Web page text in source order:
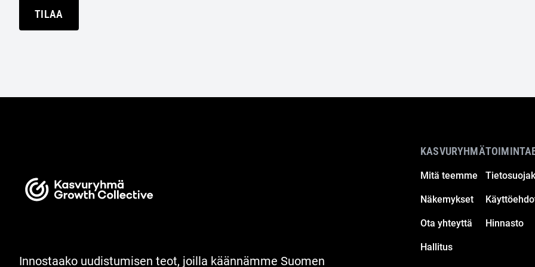
TILAA
Innostaako uudistumisen teot, joilla käännämme Suomen
KASVURYHMÄ
Mitä teemme
Näkemykset
Ota yhteyttä
Hallitus
Hinnasto